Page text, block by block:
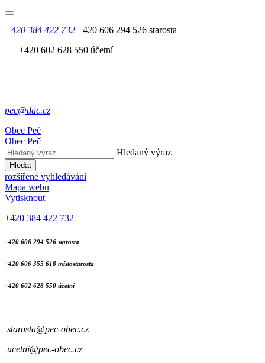
+420 384 422 732 +420 606 294 526 starosta
+420 602 628 550 účetní
pec@dac.cz
Obec Peč
Obec Peč
Hledaný výraz
Hledat
rozšířené vyhledávání
Mapa webu
Vytisknout
+420 384 422 732
+420 606 294 526 starosta
+420 606 355 618 místostarosta
+420 602 628 550 účetní
starosta@pec-obec.cz
ucetni@pec-obec.cz